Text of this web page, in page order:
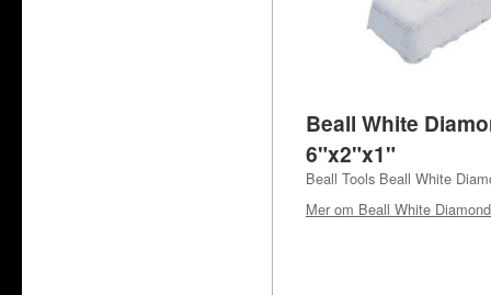
Beall White
6"x2"x1"
Beall Tools Beall White
Mer om Beall White